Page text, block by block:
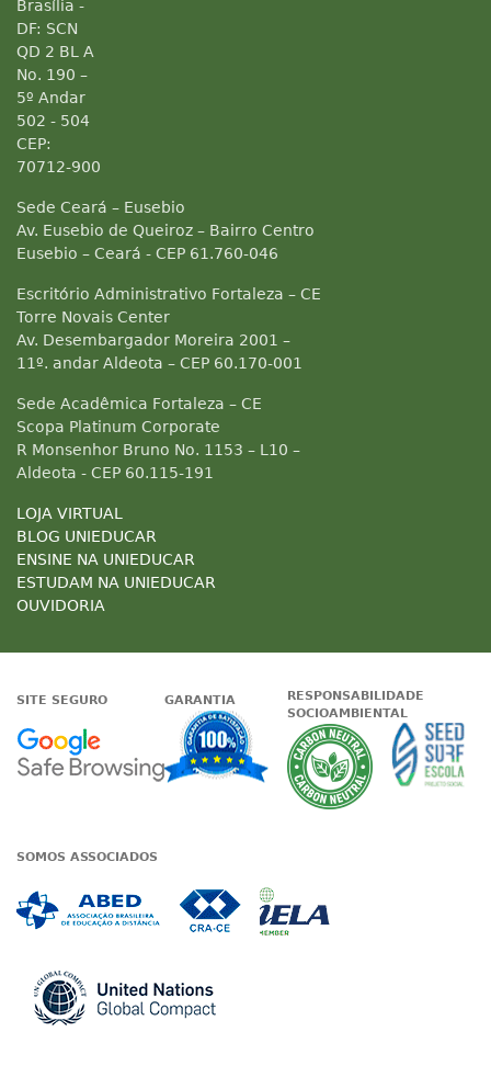
Brasília -
DF: SCN
QD 2 BL A
No. 190 –
5º Andar
502 - 504
CEP:
70712-900
Sede Ceará – Eusebio
Av. Eusebio de Queiroz – Bairro Centro
Eusebio – Ceará - CEP 61.760-046
Escritório Administrativo Fortaleza – CE
Torre Novais Center
Av. Desembargador Moreira 2001 –
11º. andar Aldeota – CEP 60.170-001
Sede Acadêmica Fortaleza – CE
Scopa Platinum Corporate
R Monsenhor Bruno No. 1153 – L10 –
Aldeota - CEP 60.115-191
LOJA VIRTUAL
BLOG UNIEDUCAR
ENSINE NA UNIEDUCAR
ESTUDAM NA UNIEDUCAR
OUVIDORIA
SITE SEGURO
Google - Status do site no
GARANTIA
Garantia de
RESPONSABILIDADE
SOCIOAMBIENTAL
A
SOMOS ASSOCIADOS